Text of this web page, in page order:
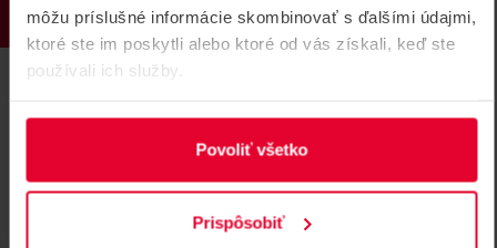
môžu príslušné informácie skombinovať s ďalšími údajmi,
ktoré ste im poskytli alebo ktoré od vás získali, keď ste
používali ich služby.
Povoliť všetko
Prispôsobiť